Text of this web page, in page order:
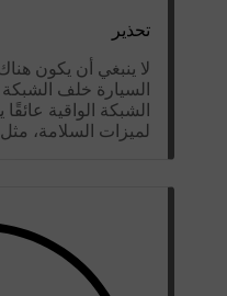
تحذير
لا ينبغي أن يكون
السيارة خلف
الشبكة الواقية
لميزات السلامة، مثل